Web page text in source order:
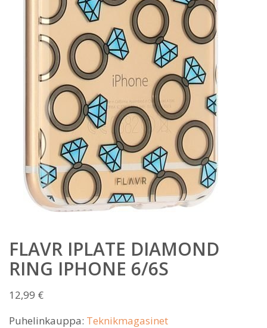
FLAVR IPLATE DIAMOND
RING IPHONE 6/6S
12,99 €
Puhelinkauppa: Teknikmagasinet